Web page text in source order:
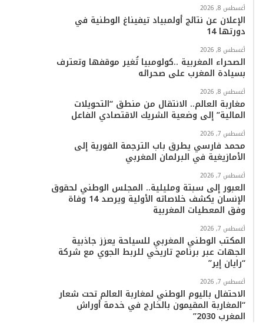
أغسطس 8, 2026
الإعلان عن نتائج أولمبياد تيفيناغ الوطنية في
دورتها 14
أغسطس 8, 2026
الصحراء المغربية ..كولومبيا تُغير موقفها وتعترف
بسيادة المغرب على صحرائه
أغسطس 8, 2026
مغاربة العالم.. الانتقال من منطق “التحويلات
المالية” إلى وضعية الشريك الاقتصادي الفاعل
أغسطس 7, 2026
محمد فارسي يطرق باب الترجمة الفورية إلى
الأمازيغية في البرلمان المغربي
أغسطس 7, 2026
العبور إلى سبتة ومليلية.. المجلس الوطني لحقوق
الإنسان يكشف خلاصاته الأولية ويرصد 14 وفاة
وفق المعطيات المغربية
أغسطس 7, 2026
المكتب الوطني المغربي للسياحة يعزز جاذبية
الجهات عبر برنامج تاريخي للربط الجوي مع شركة
“رايان إير”
أغسطس 7, 2026
الاحتفال باليوم الوطني لمغاربة العالم تحت شعار
“المغاربة المقيمون بالخارج في خدمة أوراش
المغرب 2030”